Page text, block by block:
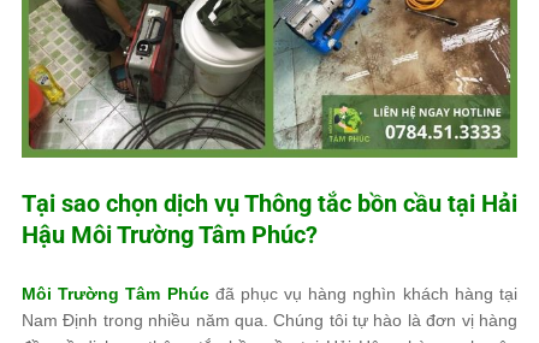
Tại sao chọn dịch vụ Thông tắc bồn cầu tại Hải
Hậu Môi Trường Tâm Phúc?
Môi Trường Tâm Phúcđã phục vụ hàng nghìn khách hàng tại
Nam Định trong nhiều năm qua. Chúng tôi tự hào là đơn vị hàng